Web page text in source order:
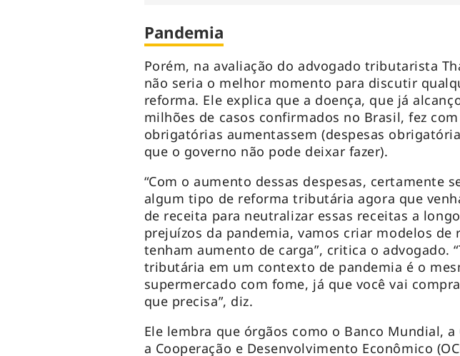
Pandemia
Porém, na avaliação do advogado tributarista
não seria o melhor momento para discutir
reforma. Ele explica que a doença, que já
milhões de casos confirmados no Brasil, fez
obrigatórias aumentassem (despesas
que o governo não pode deixar fazer).
“Com o aumento dessas despesas, certamente
algum tipo de reforma tributária agora que
de receita para neutralizar essas receitas a
prejuízos da pandemia, vamos criar modelos de
tenham aumento de carga”, critica o advogado.
tributária em um contexto de pandemia é o
supermercado com fome, já que você vai
que precisa”, diz.
Ele lembra que órgãos como o Banco Mundial, a
a Cooperação e Desenvolvimento Econômico